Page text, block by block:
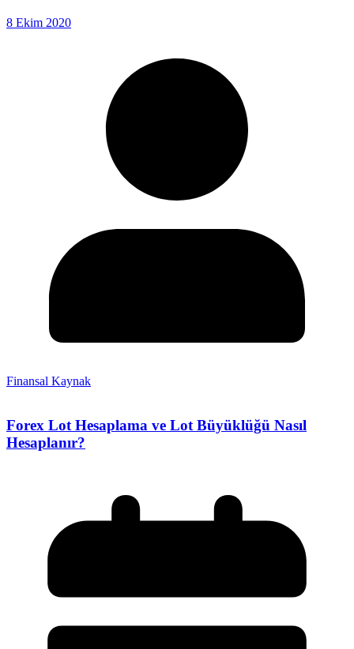
8 Ekim 2020
Finansal Kaynak
Forex Lot Hesaplama ve Lot Büyüklüğü Nasıl
Hesaplanır?